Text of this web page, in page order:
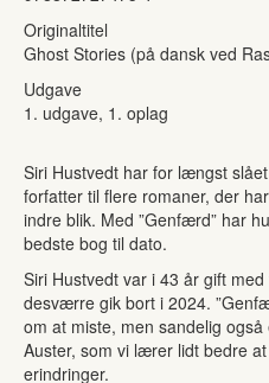
Originaltitel
Ghost Stories (på dansk ved
Udgave
1. udgave, 1. oplag
Siri Hustvedt har for længst
forfatter til flere romaner, der
indre blik. Med ”Genfærd” har
bedste bog til dato.
Siri Hustvedt var i 43 år gift
desværre gik bort i 2024.
om at miste, men sandelig
Auster, som vi lærer lidt bedre
erindringer.